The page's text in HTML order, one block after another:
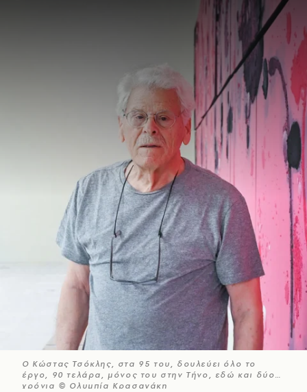
Ο Κώστας Τσόκλης, στα 95 του, δουλεύει όλο το
έργο, 90 τελάρα, μόνος του στην Τήνο, εδώ και δύο
χρόνια © Ολυμπία Κρασαγάκη